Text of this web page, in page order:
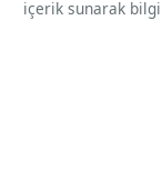
içerik sunarak